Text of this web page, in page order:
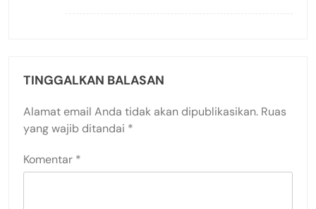
TINGGALKAN BALASAN
Alamat email Anda tidak akan dipublikasikan. Ruas
yang wajib ditandai *
Komentar *